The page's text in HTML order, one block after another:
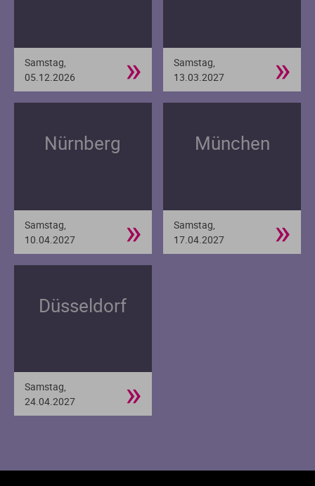
Samstag,
05.12.2026
»
Samstag,
13.03.2027
»
Nürnberg
Samstag,
10.04.2027
»
München
Samstag,
17.04.2027
»
Düsseldorf
Samstag,
24.04.2027
»